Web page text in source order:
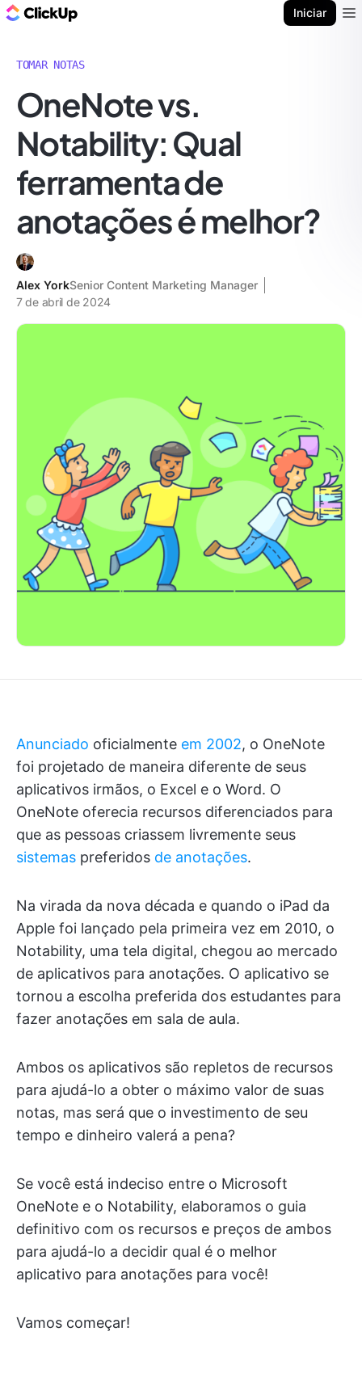
Iniciar
TOMAR NOTAS
OneNote vs.
Notability: Qual
ferramenta de
anotações é melhor?
Alex YorkSenior Content Marketing Manager
7 de abril de 2024
Anunciado oficialmente em 2002, o OneNote
foi projetado de maneira diferente de seus
aplicativos irmãos, o Excel e o Word. O
OneNote oferecia recursos diferenciados para
que as pessoas criassem livremente seus
sistemas preferidos de anotações.
Na virada da nova década e quando o iPad da
Apple foi lançado pela primeira vez em 2010, o
Notability, uma tela digital, chegou ao mercado
de aplicativos para anotações. O aplicativo se
tornou a escolha preferida dos estudantes para
fazer anotações em sala de aula.
Ambos os aplicativos são repletos de recursos
para ajudá-lo a obter o máximo valor de suas
notas, mas será que o investimento de seu
tempo e dinheiro valerá a pena?
Se você está indeciso entre o Microsoft
OneNote e o Notability, elaboramos o guia
definitivo com os recursos e preços de ambos
para ajudá-lo a decidir qual é o melhor
aplicativo para anotações para você!
Vamos começar!